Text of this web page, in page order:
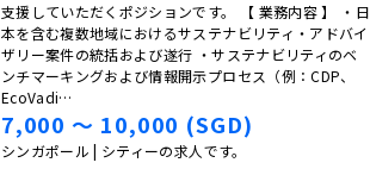
支援していただくポジションです。 【 業務内容 】 ・日
本を含む複数地域におけるサステナビリティ・アドバイ
ザリー案件の統括および遂行 ・サステナビリティのベ
ンチマーキングおよび情報開示プロセス（例：CDP、
EcoVadi…
7,000 〜 10,000 (SGD)
シンガポール | シティーの求人です。